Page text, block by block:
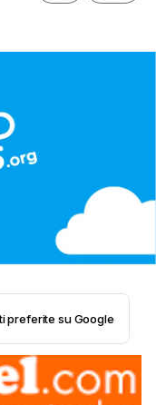
preferite su Google